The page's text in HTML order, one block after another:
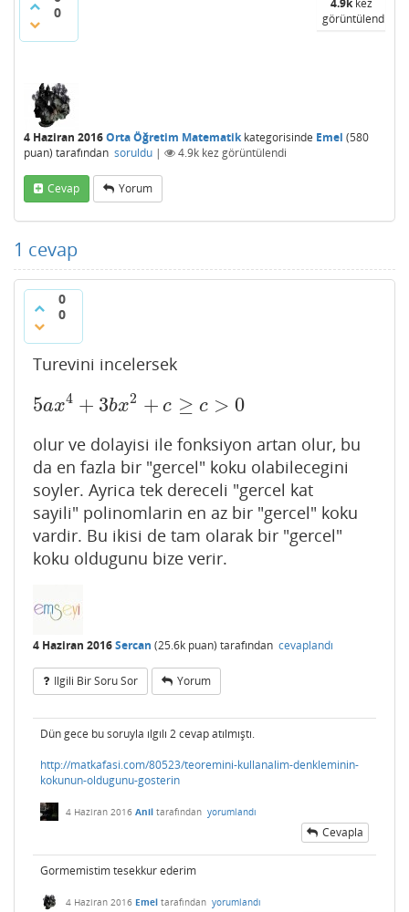
0
4.9kkez
görüntülendi
4 Haziran 2016Orta Öğretim Matematikkategorisinde Emel (580
puan) tarafından soruldu | 4.9k kez görüntülendi
Cevap Yorum
1 cevap
0
0
Turevini incelersek
5ax4 + 3bx2 + c ≥ c > 0
5ax 4+3bx 2+ c≥ c> 0
olur ve dolayisi ile fonksiyon artan olur, bu
da en fazla bir "gercel" koku olabilecegini
soyler. Ayrica tek dereceli "gercel kat
sayili" polinomlarin en az bir "gercel" koku
vardir. Bu ikisi de tam olarak bir "gercel"
koku oldugunu bize verir.
4 Haziran 2016Sercan (25.6k puan) tarafından cevaplandı
Ilgili Bir Soru Sor Yorum
Dün gece bu soruyla ılgılı 2 cevap atılmıştı.
http://matkafasi.com/80523/teoremini-kullanalim-denkleminin-
kokunun-oldugunu-gosterin
4 Haziran 2016 Anil tarafından yorumlandı
Cevapla
Gormemistim tesekkur ederim
4 Haziran 2016 Emel tarafından yorumlandı